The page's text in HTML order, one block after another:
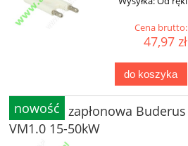
Cena brutto:
47,97 zł
do koszyka
Elektroda zapłonowa Buderus
VM1.0 15-50kW
nowość